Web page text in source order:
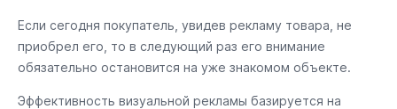
Если сегодня покупатель, увидев рекламу товара, не
приобрел его, то в следующий раз его внимание
обязательно остановится на уже знакомом объекте.
Эффективность визуальной рекламы базируется на